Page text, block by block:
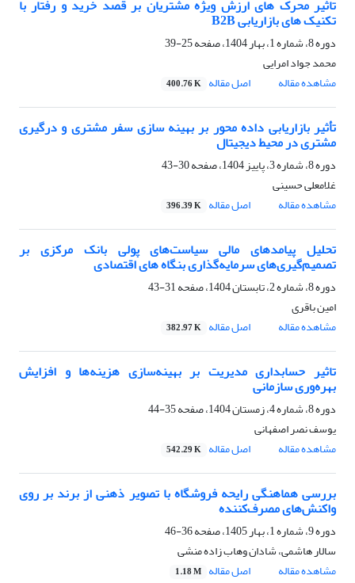
تاثیر محرک های ارزش ویژه مشتریان بر قصد خرید و رفتار با
تکنیک های بازاریابی B2B
دوره 8، شماره 1، بهار 1404، صفحه
25-39
محمد جواد امرایی
مشاهده مقاله
اصل مقاله 400.76 K
تأثیر بازاریابی داده محور بر بهینه سازی سفر مشتری و درگیری
مشتری در محیط دیجیتال
دوره 8، شماره 3، پاییز 1404، صفحه
30-43
غلامعلی حسینی
مشاهده مقاله
اصل مقاله 396.39 K
تحلیل پیامدهای مالی سیاست‌های پولی بانک مرکزی بر
تصمیم‌گیری‌های سرمایه‌گذاری بنگاه های اقتصادی
دوره 8، شماره 2، تابستان 1404، صفحه
31-43
امین باقری
مشاهده مقاله
اصل مقاله 382.97 K
تاثیر حسابداری مدیریت بر بهینه‌سازی هزینه‌ها و افزایش
بهره‌وری سازمانی
دوره 8، شماره 4، زمستان 1404، صفحه
35-44
یوسف نصر اصفهانی
مشاهده مقاله
اصل مقاله 542.29 K
بررسی هماهنگی رایحه فروشگاه با تصویر ذهنی از برند بر روی
واکنش‌های مصرف‌کننده
دوره 9، شماره 1، بهار 1405، صفحه
36-46
سالار هاشمی، شادان وهاب زاده منشی
مشاهده مقاله
اصل مقاله 1.18 M